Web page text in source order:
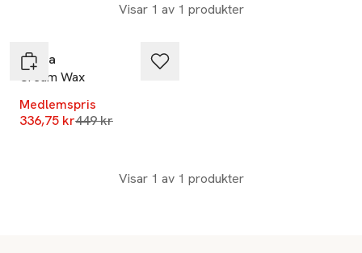
Visar 1 av 1 produkter
Rahua
Cream Wax
Medlemspris
336,75 krLägsta pris 30 dagar
449 kr
Visar 1 av 1 produkter